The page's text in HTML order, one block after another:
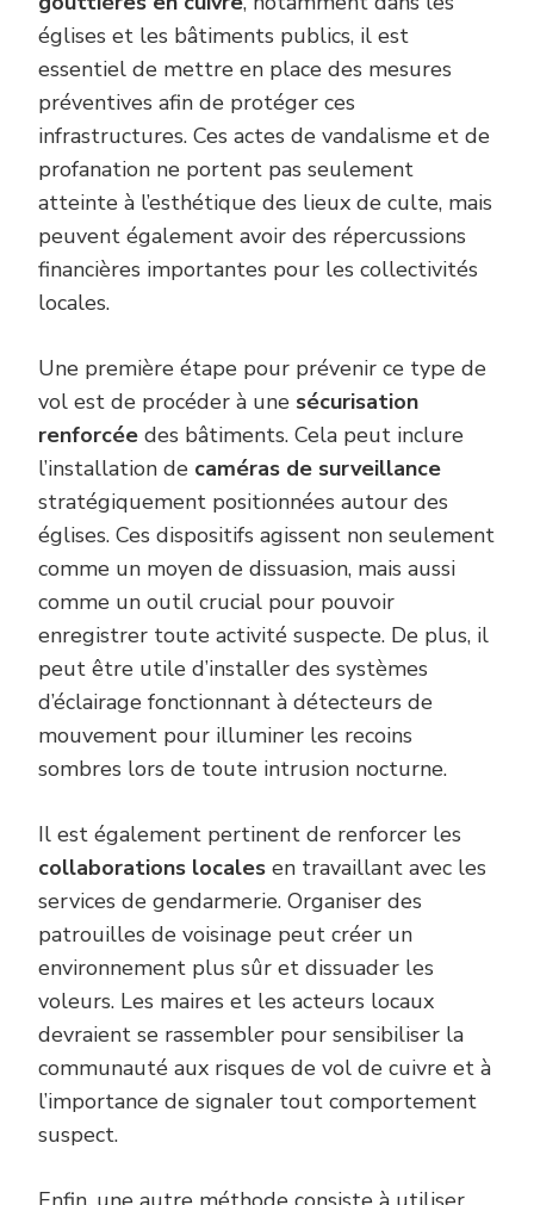
églises et les bâtiments publics, il est
essentiel de mettre en place des mesures
préventives afin de protéger ces
infrastructures. Ces actes de vandalisme et de
profanation ne portent pas seulement
atteinte à l’esthétique des lieux de culte, mais
peuvent également avoir des répercussions
financières importantes pour les collectivités
locales.
Une première étape pour prévenir ce type de
vol est de procéder à une sécurisation
renforcée des bâtiments. Cela peut inclure
l’installation de caméras de surveillance
stratégiquement positionnées autour des
églises. Ces dispositifs agissent non seulement
comme un moyen de dissuasion, mais aussi
comme un outil crucial pour pouvoir
enregistrer toute activité suspecte. De plus, il
peut être utile d’installer des systèmes
d’éclairage fonctionnant à détecteurs de
mouvement pour illuminer les recoins
sombres lors de toute intrusion nocturne.
Il est également pertinent de renforcer les
collaborations locales en travaillant avec les
services de gendarmerie. Organiser des
patrouilles de voisinage peut créer un
environnement plus sûr et dissuader les
voleurs. Les maires et les acteurs locaux
devraient se rassembler pour sensibiliser la
communauté aux risques de vol de cuivre et à
l’importance de signaler tout comportement
suspect.